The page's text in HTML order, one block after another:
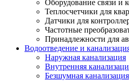
Оборудование связи и
Теплосчетчики для
Датчики для
Частотные
Принадлежности для
Водоотведение и
Наружная канализация
Внутренняя
Безшумная канализация